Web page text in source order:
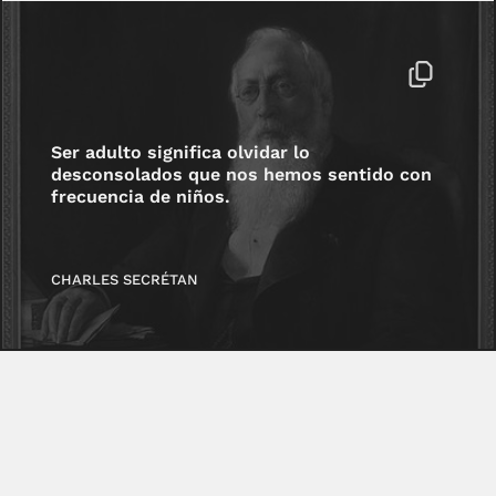
Ser adulto significa olvidar lo
desconsolados que nos hemos sentido con
frecuencia de niños.
CHARLES SECRÉTAN